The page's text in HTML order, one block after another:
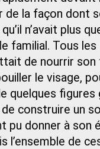
de la façon dont
qu’il n’avait plus
familial. Tous
de nourrir son
le visage,
quelques
construire un
pu donner à son
l’ensemble de